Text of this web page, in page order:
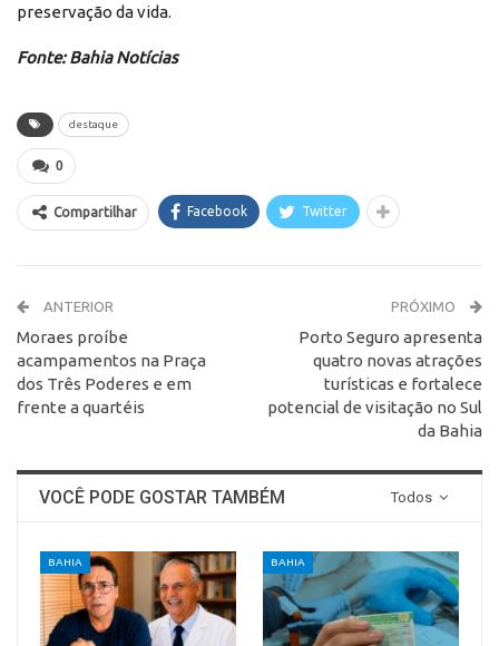
preservação da vida.
Fonte: Bahia Notícias
destaque
0
Compartilhar Facebook Twitter
ANTERIOR
Moraes proíbe
acampamentos na Praça
dos Três Poderes e em
frente a quartéis
PRÓXIMO
Porto Seguro apresenta
quatro novas atrações
turísticas e fortalece
potencial de visitação no Sul
da Bahia
Todos
VOCÊ PODE GOSTAR TAMBÉM
BAHIA BAHIA